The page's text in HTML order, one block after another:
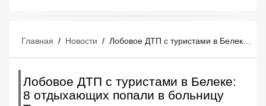
Главная / Новости /
Лобовое ДТП с туристами в Белеке:
8 отдыхающих попали в больницу